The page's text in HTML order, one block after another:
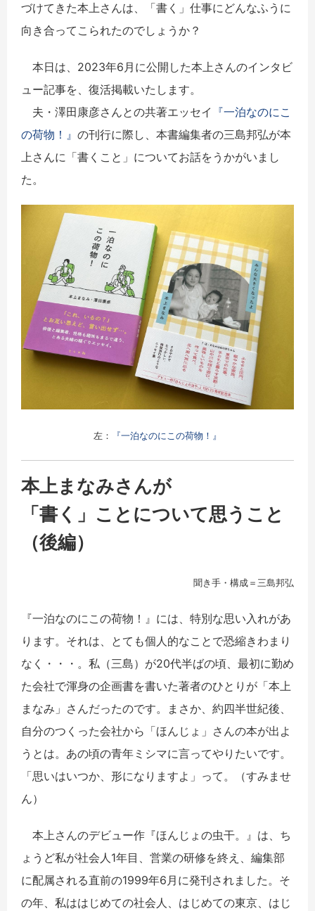
づけてきた本上さんは、「書く」仕事にどんなふうに
向き合ってこられたのでしょうか？
本日は、2023年6月に公開した本上さんのインタビ
ュー記事を、復活掲載いたします。
夫・澤田康彦さんとの共著エッセイ 『一泊なのにこ
の荷物！』 の刊行に際し、本書編集者の三島邦弘が本
上さんに「書くこと」についてお話をうかがいまし
た。
左： 『一泊なのにこの荷物！』
本上まなみさんが
「書く」ことについて思うこと
（後編）
聞き手・構成＝三島邦弘
『一泊なのにこの荷物！』には、特別な思い入れがあ
ります。それは、とても個人的なことで恐縮きわまり
なく・・・。私（三島）が20代半ばの頃、最初に勤め
た会社で渾身の企画書を書いた著者のひとりが「本上
まなみ」さんだったのです。まさか、約四半世紀後、
自分のつくった会社から「ほんじょ」さんの本が出よ
うとは。あの頃の青年ミシマに言ってやりたいです。
「思いはいつか、形になりますよ」って。（すみませ
ん）
本上さんのデビュー作『ほんじょの虫干。』は、ち
ょうど私が社会人1年目、営業の研修を終え、編集部
に配属される直前の1999年6月に発刊されました。そ
の年、私ははじめての社会人、はじめての東京、はじ